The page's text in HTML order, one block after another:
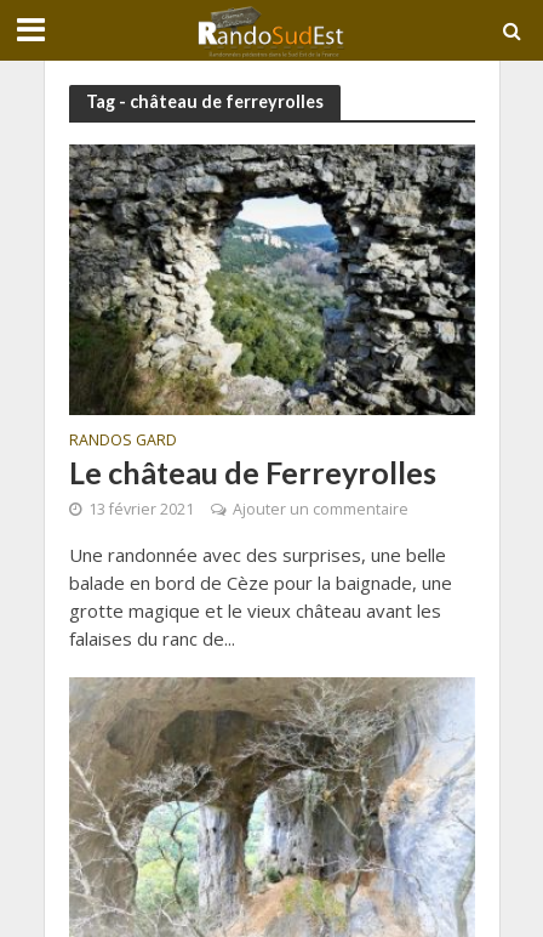
Tag - château de ferreyrolles
RANDOS GARD
Le château de Ferreyrolles
13 février 2021 Ajouter un commentaire
Une randonnée avec des surprises, une belle
balade en bord de Cèze pour la baignade, une
grotte magique et le vieux château avant les
falaises du ranc de...